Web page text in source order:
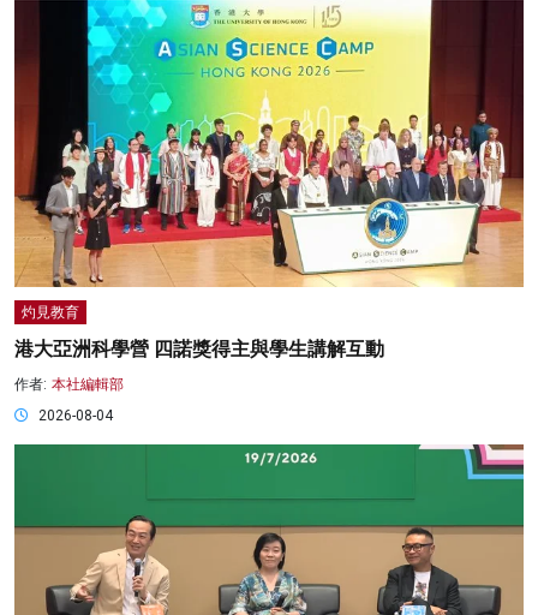
灼見教育
港大亞洲科學營 四諾獎得主與學生講解互動
作者: 本社編輯部
2026-08-04